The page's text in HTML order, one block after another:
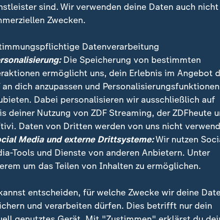
Angela Merkel (CDU) hat den verstorbenen
uns Deutsche gewürdigt». In einer ersten
Kohls Wirken für die deutsche Einheit.
sind. Wir verwenden deine Daten auch nicht
Zwecken.
Datenverarbeitung
Die Speicherung von bestimmten
ermöglicht uns, dein Erlebnis im Angebot
an dich anzupassen und Personalisierungsfunktionen
Dabei personalisieren wir ausschließlich auf
deiner Nutzung von ZDF Streaming, der ZDFheute
Daten von Dritten werden von uns nicht
Media und externe Drittsysteme:Wir nutzen
Tools und Dienste von anderen Anbietern. Unter
um das Teilen von Inhalten zu ermöglichen.
entscheiden, für welche Zwecke wir deine
und verarbeiten dürfen. Dies betrifft nur dein